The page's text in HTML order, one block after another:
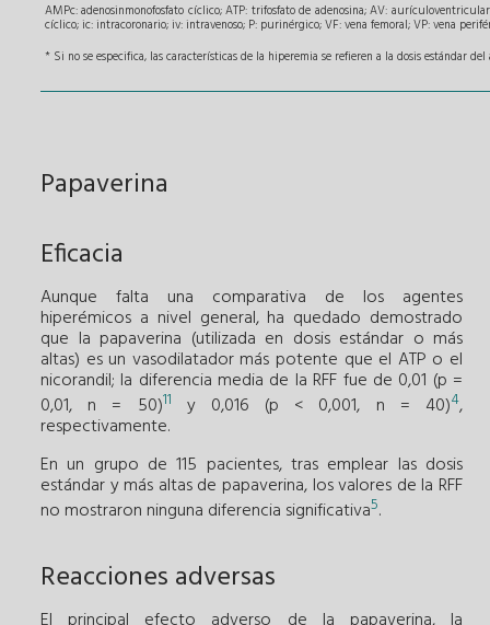
AMPc: adenosinmonofosfato cíclico; ATP: trifosfato de adenosina; AV:
cíclico; ic: intracoronario; iv: intravenoso; P: purinérgico; VF: vena femoral; VP: vena
* Si no se especifica, las características de la hiperemia se refieren a la dosis estándar
Papaverina
Eficacia
Aunque falta una comparativa de los agentes
hiperémicos a nivel general, ha quedado demostrado
que la papaverina (utilizada en dosis estándar o más
altas) es un vasodilatador más potente que el ATP o el
nicorandil; la diferencia media de la RFF fue de 0,01 (p =
0,01, n = 50)11 y 0,016 (p < 0,001, n = 40)4,
respectivamente.
En un grupo de 115 pacientes, tras emplear las dosis
estándar y más altas de papaverina, los valores de la RFF
no mostraron ninguna diferencia significativa5.
Reacciones adversas